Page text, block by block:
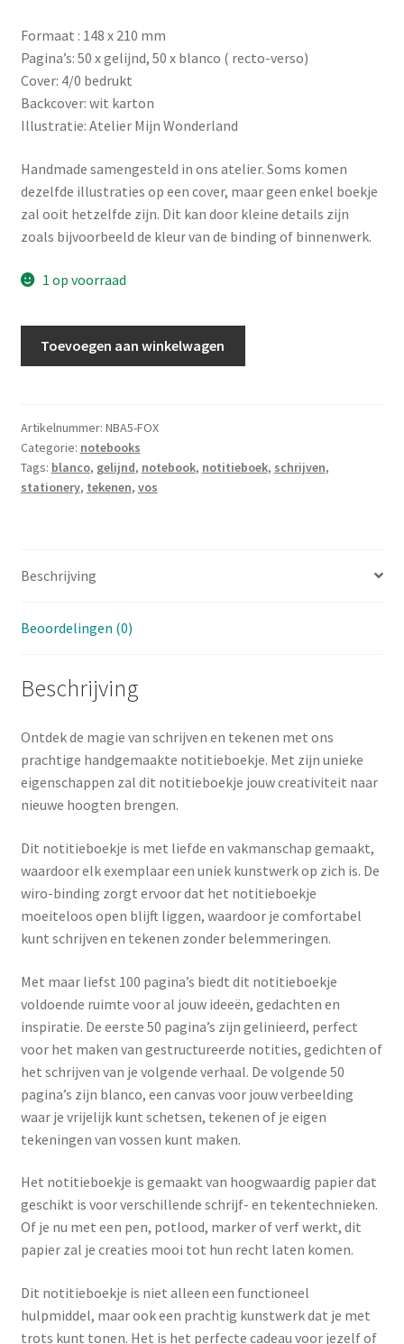
Formaat : 148 x 210 mm
Pagina’s: 50 x gelijnd, 50 x blanco ( recto-verso)
Cover: 4/0 bedrukt
Backcover: wit karton
Illustratie: Atelier Mijn Wonderland
Handmade samengesteld in ons atelier. Soms komen
dezelfde illustraties op een cover, maar geen enkel boekje
zal ooit hetzelfde zijn. Dit kan door kleine details zijn
zoals bijvoorbeeld de kleur van de binding of binnenwerk.
1 op voorraad
of
an
unicorn
aantal
Toevoegen aan winkelwagen
Artikelnummer: NBA5-FOX
Categorie: notebooks
Tags: blanco, gelijnd, notebook, notitieboek, schrijven,
stationery, tekenen, vos
Beschrijving
Beoordelingen (0)
Beschrijving
Ontdek de magie van schrijven en tekenen met ons
prachtige handgemaakte notitieboekje. Met zijn unieke
eigenschappen zal dit notitieboekje jouw creativiteit naar
nieuwe hoogten brengen.
Dit notitieboekje is met liefde en vakmanschap gemaakt,
waardoor elk exemplaar een uniek kunstwerk op zich is. De
wiro-binding zorgt ervoor dat het notitieboekje
moeiteloos open blijft liggen, waardoor je comfortabel
kunt schrijven en tekenen zonder belemmeringen.
Met maar liefst 100 pagina’s biedt dit notitieboekje
voldoende ruimte voor al jouw ideeën, gedachten en
inspiratie. De eerste 50 pagina’s zijn gelinieerd, perfect
voor het maken van gestructureerde notities, gedichten of
het schrijven van je volgende verhaal. De volgende 50
pagina’s zijn blanco, een canvas voor jouw verbeelding
waar je vrijelijk kunt schetsen, tekenen of je eigen
tekeningen van vossen kunt maken.
Het notitieboekje is gemaakt van hoogwaardig papier dat
geschikt is voor verschillende schrijf- en tekentechnieken.
Of je nu met een pen, potlood, marker of verf werkt, dit
papier zal je creaties mooi tot hun recht laten komen.
Dit notitieboekje is niet alleen een functioneel
hulpmiddel, maar ook een prachtig kunstwerk dat je met
trots kunt tonen. Het is het perfecte cadeau voor jezelf of